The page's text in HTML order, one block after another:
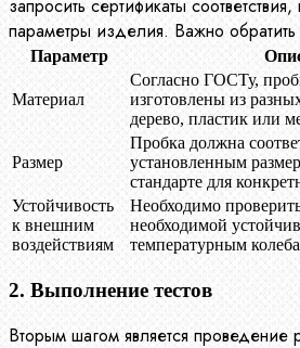
запросить сертификаты
параметры изделия. Важно
Параметр
Материал
Согласно ГОСТу,
изготовлены из
дерево, пластик или
Размер
Пробка должна
установленным
стандарте для
Устойчивость
к внешним
воздействиям
Необходимо
необходимой
температурным
2. Выполнение тестов
Вторым шагом является проведение